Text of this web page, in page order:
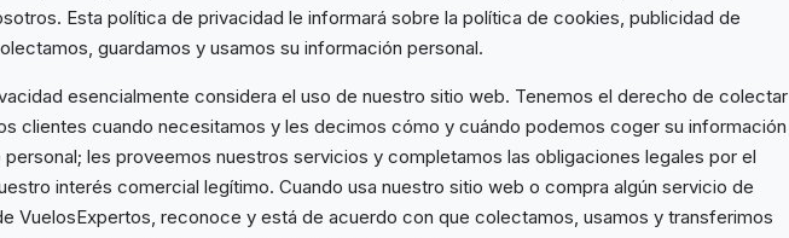
Esta política de privacidad le informará sobre la política de cookies, publicidad de
guardamos y usamos su información personal.
esencialmente considera el uso de nuestro sitio web. Tenemos el derecho de colectar
clientes cuando necesitamos y les decimos cómo y cuándo podemos coger su información
les proveemos nuestros servicios y completamos las obligaciones legales por el
interés comercial legítimo. Cuando usa nuestro sitio web o compra algún servicio de
VuelosExpertos, reconoce y está de acuerdo con que colectamos, usamos y transferimos